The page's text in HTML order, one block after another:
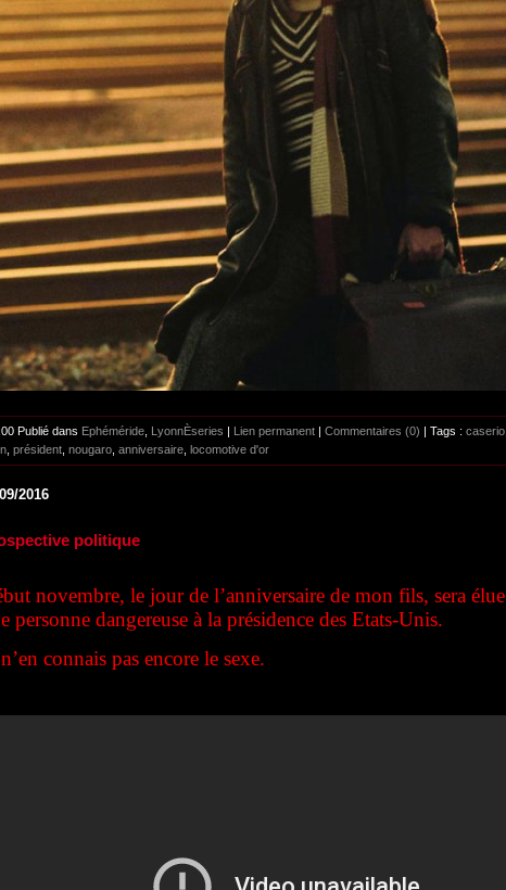
Publié dans Ephéméride LyonnÈseries | Lien permanent | Commentaires (0) | Tags : caserio
président nougaro anniversaire locomotive d'or
2016
politique
novembre, le jour de l’anniversaire de mon fils, sera élue
personne dangereuse à la présidence des Etats-Unis.
connais pas encore le sexe.